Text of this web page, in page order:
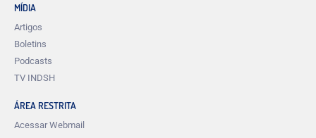
MÍDIA
Artigos
Boletins
Podcasts
TV INDSH
ÁREA RESTRITA
Acessar Webmail